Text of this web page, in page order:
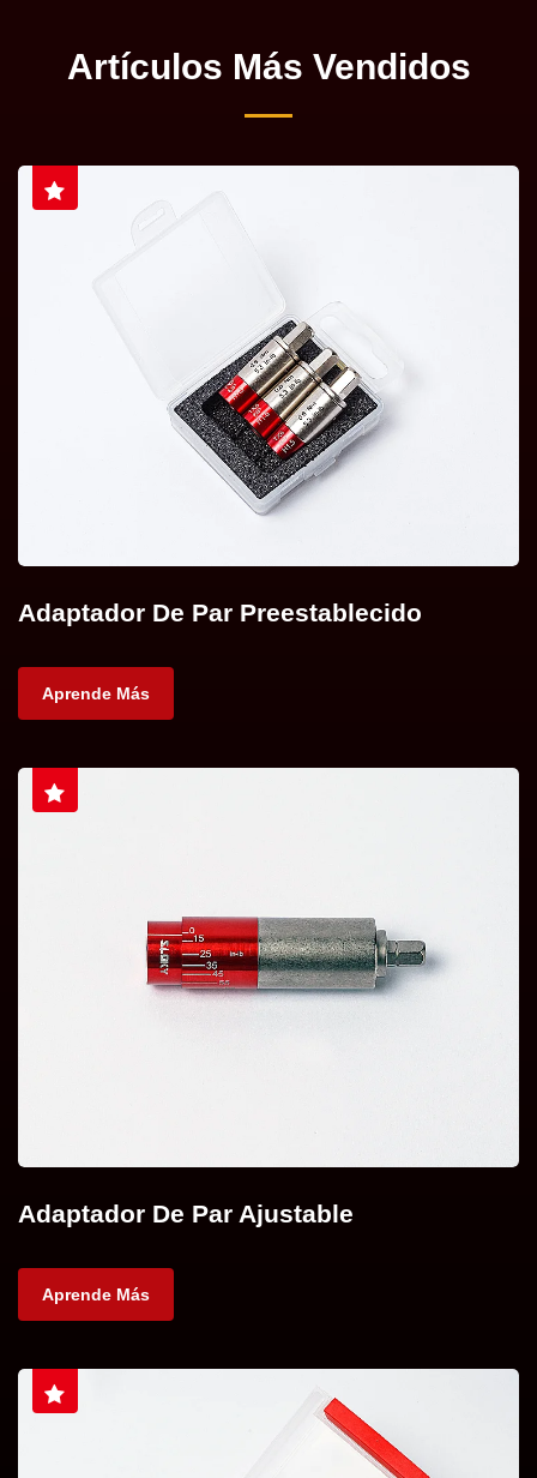
Artículos Más Vendidos
Adaptador De Par Preestablecido
Aprende Más
Adaptador De Par Ajustable
Aprende Más